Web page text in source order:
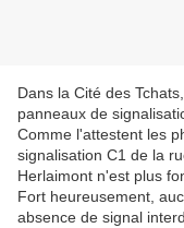
Dans la Cité des
panneaux de
Comme l'attestent les
signalisation C1 de la
Herlaimont n'est plus
Fort heureusement,
absence de signal